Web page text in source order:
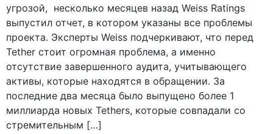
угрозой, несколько месяцев назад Weiss Ratings
выпустил отчет, в котором указаны все проблемы
проекта. Эксперты Weiss подчеркивают, что перед
Tether стоит огромная проблема, а именно
отсутствие завершенного аудита, учитывающего
активы, которые находятся в обращении. За
последние два месяца было выпущено более 1
миллиарда новых Tethers, которые совпадали со
стремительным […]